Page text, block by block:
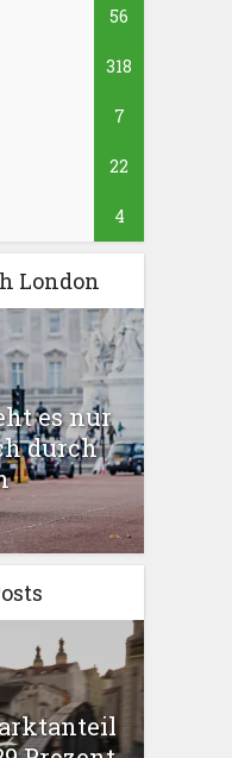
56
318
7
22
4
London
es nur
durch